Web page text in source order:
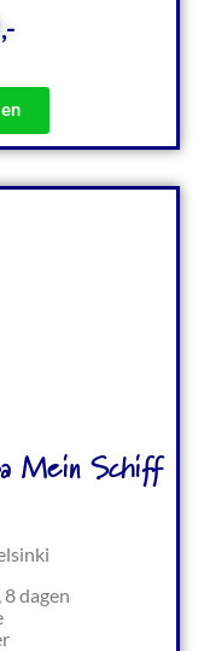
Mein Schiff
dagen